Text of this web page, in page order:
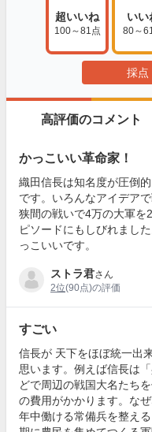
超いいね
100～81点
いい
80～
採点
高評価のコメント
かっこいい革命家！
織田信長は知名度が圧倒
です。いろんなアイデア
狭間の戦いで4万の大軍を
ピソードにもしびれまし
っこいいです。
ストラ君さん
2位(90点)の評価
すごい
信長が 天下をほぼ統一出
思います。例えば信長は
どで周辺の戦国大名たち
の費用がかかります。な
年中働ける常備兵を整え